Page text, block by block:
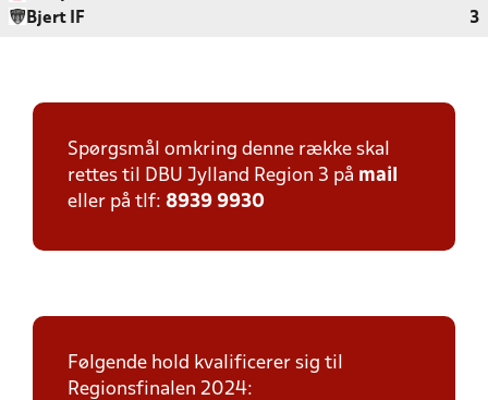
Bjert IF
3
Spørgsmål omkring denne række skal
rettes til DBU Jylland Region 3 på mail
eller på tlf: 8939 9930
Følgende hold kvalificerer sig til
Regionsfinalen 2024: